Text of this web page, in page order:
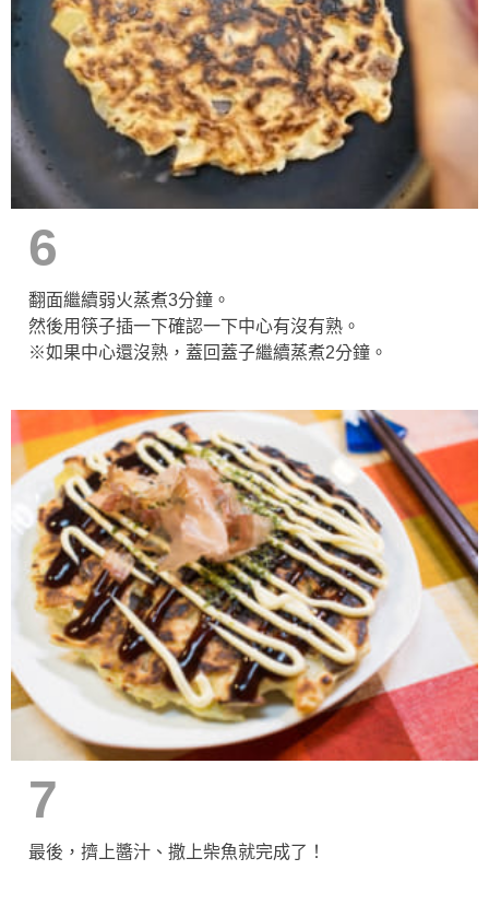
6
翻面繼續弱火蒸煮3分鐘。
然後用筷子插一下確認一下中心有沒有熟。
※如果中心還沒熟，蓋回蓋子繼續蒸煮2分鐘。
7
最後，擠上醬汁、撒上柴魚就完成了！